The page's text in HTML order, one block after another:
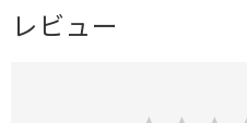
レビュー